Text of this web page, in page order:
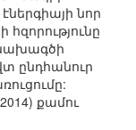
նոր
նախագծի
ընդհանուր
քամու